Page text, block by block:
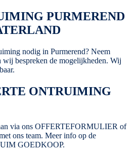
PURMEREND
nodig in Purmerend? Neem
wij bespreken de mogelijkheden. Wij
ONTRUIMING
via ons OFFERTEFORMULIER of
ons team. Meer info op de
GOEDKOOP.